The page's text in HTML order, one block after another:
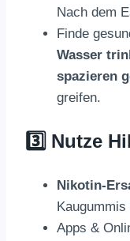
Nach dem
Finde
Wasser
spazieren
greifen.
3️⃣ Nutze
Nikotin-
Apps &